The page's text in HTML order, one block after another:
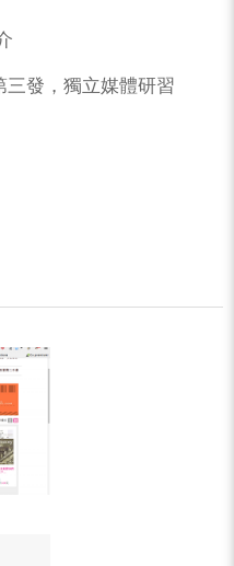
三發，獨立媒體研習